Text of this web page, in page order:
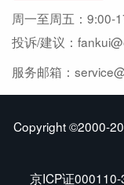
周一至周五： 9:00-
投诉/建议：
服务邮箱：
Copyright ©2000-
京ICP证000110-